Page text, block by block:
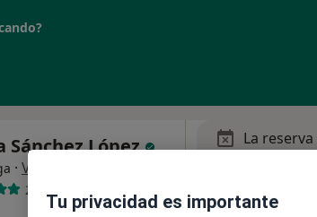
Sánchez López
· Ver más
28 opiniones
La
Tu privacidad es importante